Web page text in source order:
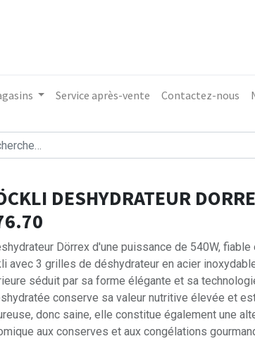
Service après-vente Contactez-nous
DESHYDRATEUR
Dörrex d'une puissance de 540W, fiable
avec 3 grilles de déshydrateur en acier
séduit par sa forme élégante et sa
conserve sa valeur nutritive élevée et
donc saine, elle constitue également une
aux conserves et aux congélations